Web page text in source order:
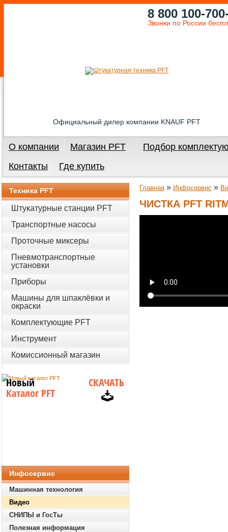
Официальный дилер компании KNAUF PFT
8 800 100-
Звонки по России
О компании Магазин PFT
Подбор
Контакты
Где купить
Главная » Инфосервис »
ЧИСТКА PFT
Техника PFT
Штукатурные станции PFT
Транспортные насосы
Проточные миксеры
Пневмотранспортные
установки
Приборы
Машины для шпаклёвки и
окраски
Комплектующие PFT
Инструмент
Комиссионный магазин
Новый
Каталог PFT
СКАЧАТЬ
Инфосервис
Машинная технология
Видео
СНИПЫ и ГосТы
Полезная информация